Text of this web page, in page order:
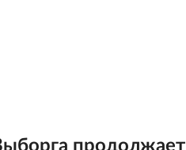
продолжает